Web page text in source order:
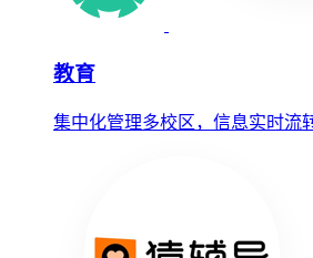
教育
集中化管理多校区，信息实时流